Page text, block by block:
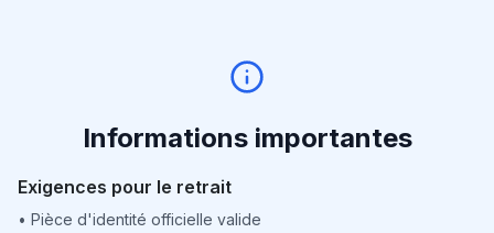
Informations importantes
Exigences pour le retrait
• Pièce d'identité officielle valide